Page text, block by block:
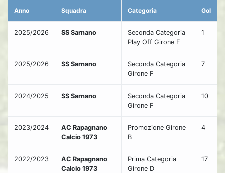
Anno Squadra Categoria Gol
2025/2026 SS Sarnano
Seconda Categoria
Play Off Girone F
1
2025/2026 SS Sarnano
Seconda Categoria
Girone F
7
2024/2025 SS Sarnano
Seconda Categoria
Girone F
10
2023/2024
AC Rapagnano
Calcio 1973
Promozione Girone
B
4
2022/2023
AC Rapagnano
Calcio 1973
Prima Categoria
Girone D
17